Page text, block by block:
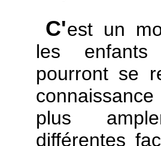
C'est un
les
pourront se
plus
différentes